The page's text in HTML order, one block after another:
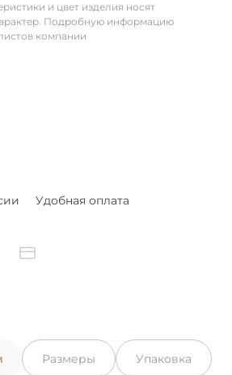
и цвет изделия носят
Подробную информацию
компании
Удобная оплата
Размеры Упаковка